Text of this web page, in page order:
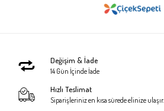
Değişim & İade
14 Gün İçinde İade
Hızlı Teslimat
Siparişleriniz en kısa sürede elinize ulaşır.